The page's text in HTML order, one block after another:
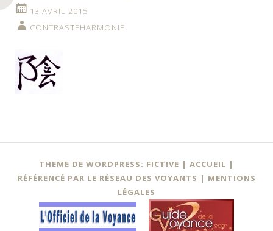
13 AVRIL 2015
CONTRASTEHARMONIE
Navigation
des
articles
THEME DE WORDPRESS: FICTIVE | ACCUEIL |
RÉFÉRENCÉ PAR LE RÉSEAU DES VOYANTS | MENTIONS
LÉGALES